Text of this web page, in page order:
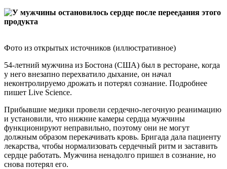
Фото из открытых источников (иллюстративное)
54-летний мужчина из Бостона (США) был в ресторане, когда
у него внезапно перехватило дыхание, он начал
неконтролируемо дрожать и потерял сознание. Подробнее
пишет Live Science.
Прибывшие медики провели сердечно-легочную реанимацию
и установили, что нижние камеры сердца мужчины
функционируют неправильно, поэтому они не могут
должным образом перекачивать кровь. Бригада дала пациенту
лекарства, чтобы нормализовать сердечный ритм и заставить
сердце работать. Мужчина ненадолго пришел в сознание, но
снова потерял его.